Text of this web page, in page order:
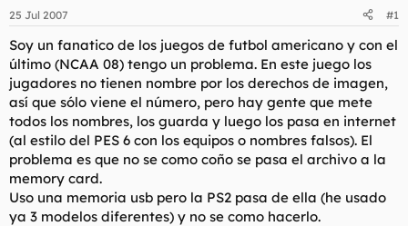
d
o
r
d
e
l
t
e
m
a
i
n
c
i
o
25 Jul 2007 #1
Soy un fanatico de los juegos de futbol americano y con el
último (NCAA 08) tengo un problema. En este juego los
jugadores no tienen nombre por los derechos de imagen,
así que sólo viene el número, pero hay gente que mete
todos los nombres, los guarda y luego los pasa en internet
(al estilo del PES 6 con los equipos o nombres falsos). El
problema es que no se como coño se pasa el archivo a la
memory card.
Uso una memoria usb pero la PS2 pasa de ella (he usado
ya 3 modelos diferentes) y no se como hacerlo.